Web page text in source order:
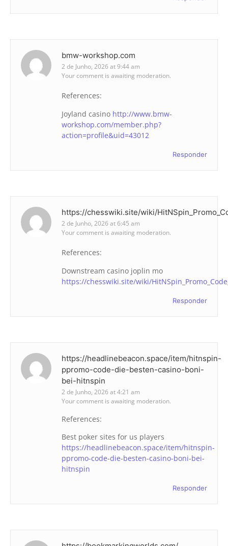
bmw-workshop.com
2 de Junho, 2026 at 9:44 am
Your comment is awaiting moderation.
References:
Joyland casino http://www.bmw-
workshop.com/member.php?
action=profile&uid=43012
Responder
https://chesswiki.site/wiki/
2 de Junho, 2026 at 6:45 am
Your comment is awaiting moderation.
References:
Downstream casino joplin mo
https://chesswiki.site/wiki/
Responder
https://headlinebeacon.space/item/hitnspin-
ppromo-code-die-besten-casino-boni-
bei-hitnspin
2 de Junho, 2026 at 4:21 am
Your comment is awaiting moderation.
References:
Best poker sites for us players
https://headlinebeacon.space/item/hitnspin-
ppromo-code-die-besten-casino-boni-bei-
hitnspin
Responder